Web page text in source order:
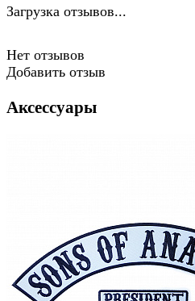
Загрузка отзывов...
Нет отзывов
Добавить отзыв
Аксессуары